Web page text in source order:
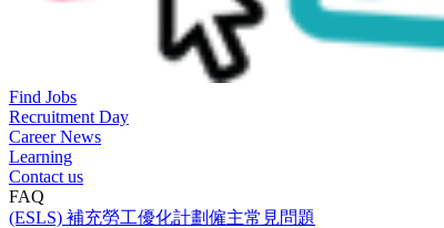
Find Jobs
Recruitment Day
Career News
Learning
Contact us
FAQ
(ESLS) 補充勞工優化計劃僱主常見問題